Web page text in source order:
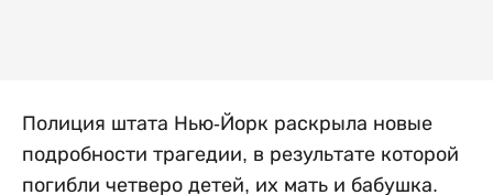
Полиция штата Нью-Йорк раскрыла новые
подробности трагедии, в результате которой
погибли четверо детей, их мать и бабушка.